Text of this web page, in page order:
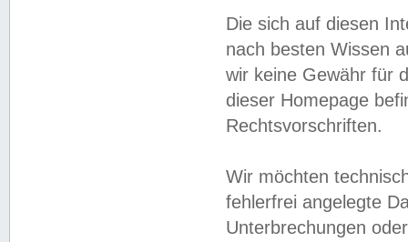
Die sich auf diesen
nach besten Wissen
wir keine Gewähr für
dieser Homepage
Rechtsvorschriften.
Wir möchten
fehlerfrei angelegte
Unterbrechungen